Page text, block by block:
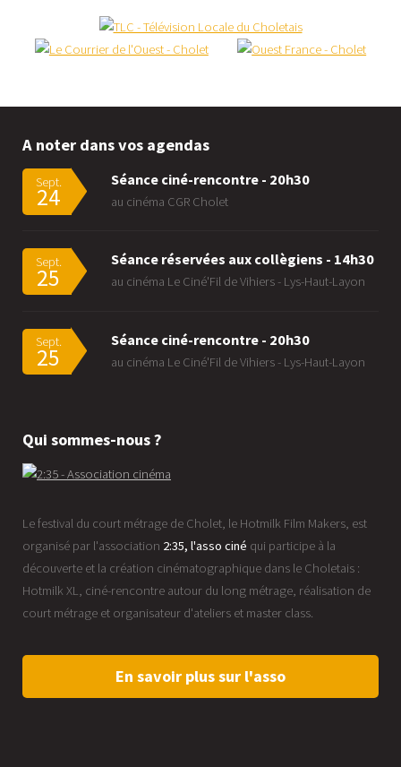
A noter dans vos agendas
Sept.
24
Séance ciné-rencontre - 20h30
au cinéma CGR Cholet
Sept.
25
Séance réservées aux collègiens - 14h30
au cinéma Le Ciné'Fil de Vihiers - Lys-Haut-Layon
Sept.
25
Séance ciné-rencontre - 20h30
au cinéma Le Ciné'Fil de Vihiers - Lys-Haut-Layon
Qui sommes-nous ?
Le festival du court métrage de Cholet, le Hotmilk Film Makers, est
organisé par l'association 2:35, l'asso ciné qui participe à la
découverte et la création cinématographique dans le Choletais :
Hotmilk XL, ciné-rencontre autour du long métrage, réalisation de
court métrage et organisateur d'ateliers et master class.
En savoir plus sur l'asso